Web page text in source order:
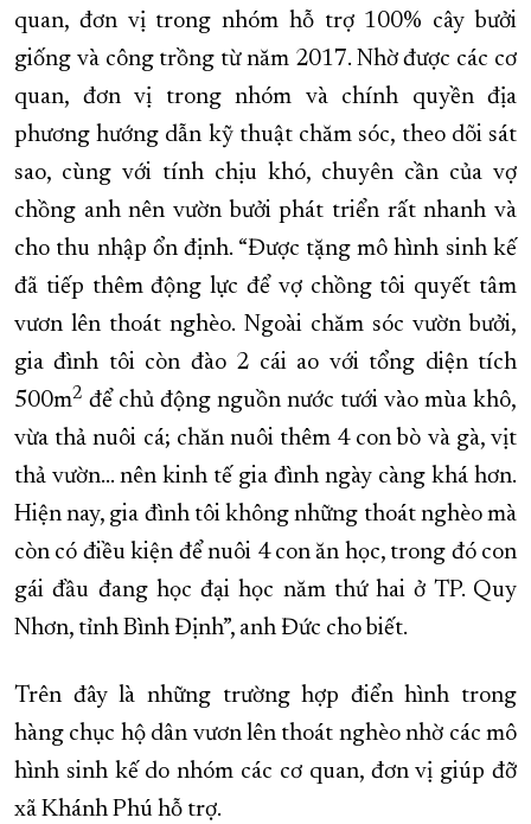
quan, đơn vị trong nhóm hỗ trợ 100% cây bưởi
giống và công trồng từ năm 2017. Nhờ được các cơ
quan, đơn vị trong nhóm và chính quyền địa
phương hướng dẫn kỹ thuật chăm sóc, theo dõi sát
sao, cùng với tính chịu khó, chuyên cần của vợ
chồng anh nên vườn bưởi phát triển rất nhanh và
cho thu nhập ổn định. “Được tặng mô hình sinh kế
đã tiếp thêm động lực để vợ chồng tôi quyết tâm
vươn lên thoát nghèo. Ngoài chăm sóc vườn bưởi,
gia đình tôi còn đào 2 cái ao với tổng diện tích
500m2 để chủ động nguồn nước tưới vào mùa khô,
vừa thả nuôi cá; chăn nuôi thêm 4 con bò và gà, vịt
thả vườn… nên kinh tế gia đình ngày càng khá hơn.
Hiện nay, gia đình tôi không những thoát nghèo mà
còn có điều kiện để nuôi 4 con ăn học, trong đó con
gái đầu đang học đại học năm thứ hai ở TP. Quy
Nhơn, tỉnh Bình Định”, anh Đức cho biết.
Trên đây là những trường hợp điển hình trong
hàng chục hộ dân vươn lên thoát nghèo nhờ các mô
hình sinh kế do nhóm các cơ quan, đơn vị giúp đỡ
xã Khánh Phú hỗ trợ.